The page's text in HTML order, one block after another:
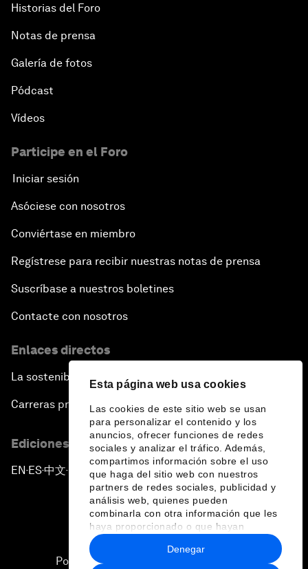
Esta página web usa cookies
Las cookies de este sitio web se usan
para personalizar el contenido y los
anuncios, ofrecer funciones de redes
sociales y analizar el tráfico. Además,
compartimos información sobre el uso
que haga del sitio web con nuestros
partners de redes sociales, publicidad y
análisis web, quienes pueden
combinarla con otra información que les
haya proporcionado o que hayan
recopilado a partir del uso que haya
hecho de sus servicios.
Denegar
Historias del Foro
Notas de prensa
Galería de fotos
Pódcast
Vídeos
Participe en el Foro
Iniciar sesión
Asóciese con nosotros
Conviértase en miembro
Regístrese para recibir nuestras notas de prensa
Suscríbase a nuestros boletines
Contacte con nosotros
Enlaces directos
La sostenibilidad en el Foro
Carreras profesionales
Ediciones en otros idiomas
EN ▪ ES▪中文▪ 日本語
Política de privacidad y normas de uso